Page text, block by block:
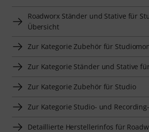
Roadworx Ständer und Stative für
Übersicht
Zur Kategorie Zubehör für
Zur Kategorie Ständer und Stative
Zur Kategorie Zubehör für Studio
Zur Kategorie Studio- und
Detaillierte Herstellerinfos für